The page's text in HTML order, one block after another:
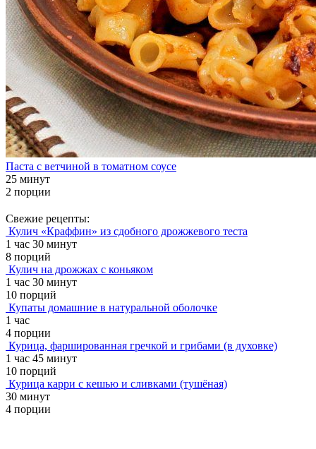
Паста с ветчиной в томатном соусе
25 минут
2 порции
Свежие рецепты:
Кулич «Краффин» из сдобного дрожжевого теста
1 час 30 минут
8 порций
Кулич на дрожжах с коньяком
1 час 30 минут
10 порций
Купаты домашние в натуральной оболочке
1 час
4 порции
Курица, фаршированная гречкой и грибами (в духовке)
1 час 45 минут
10 порций
Курица карри с кешью и сливками (тушёная)
30 минут
4 порции